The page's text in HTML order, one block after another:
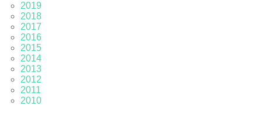
2019
2018
2017
2016
2015
2014
2013
2012
2011
2010